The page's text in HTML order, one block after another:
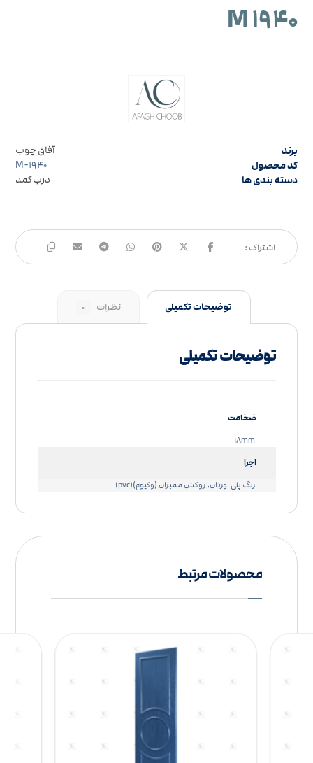
M ۱۹۴۰
برند آفاق چوب
کد محصول M-۱۹۴۰
دسته بندی ها درب کمد
توضیحات تکمیلی نظرات ۰
توضیحات تکمیلی
ضخامت
۱۸mm
اجرا
رنگ پلی اورتان, روکش ممبران (وکیوم)(pvc)
محصولات مرتبط